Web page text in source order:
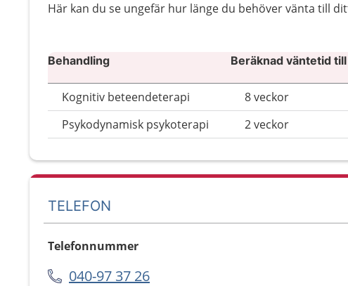
Här kan du se ungefär hur länge du behöver vänta till
Behandling Beräknad väntetid
Kognitiv beteendeterapi
8 veckor
Psykodynamisk psykoterapi
2 veckor
TELEFON
Telefonnummer
040-97 37 26